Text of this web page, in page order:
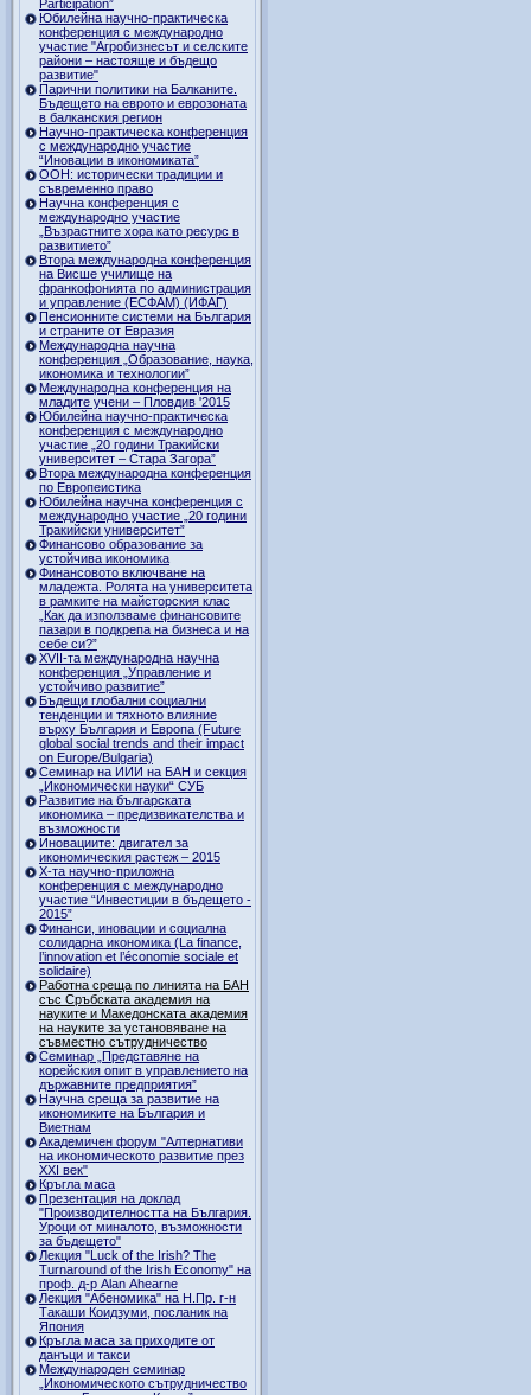
Participation”
Юбилейна научно-практическа
конференция с международно
участие "Агробизнесът и селските
райони – настояще и бъдещо
развитие"
Парични политики на Балканите.
Бъдещето на еврото и еврозоната
в балканския регион
Научно-практическа конференция
с международно участие
“Иновации в икономиката”
ООН: исторически традиции и
съвременно право
Научна конференция с
международно участие
„Възрастните хора като ресурс в
развитието”
Втора международна конференция
на Висше училище на
франкофонията по администрация
и управление (ЕСФАМ) (ИФАГ)
Пенсионните системи на България
и страните от Евразия
Международна научна
конференция „Образование, наука,
икономика и технологии”
Международна конференция на
младите учени – Пловдив '2015
Юбилейна научно-практическа
конференция с международно
участие „20 години Тракийски
университет – Стара Загора”
Втора международна конференция
по Европеистика
Юбилейна научна конференция с
международно участие „20 години
Тракийски университет”
Финансово образование за
устойчива икономика
Финансовото включване на
младежта. Ролята на университета
в рамките на майсторския клас
„Как да използваме финансовите
пазари в подкрепа на бизнеса и на
себе си?”
XVII-та международна научна
конференция „Управление и
устойчиво развитие”
Бъдещи глобални социални
тенденции и тяхното влияние
върху България и Европа (Future
global social trends and their impact
on Europe/Bulgaria)
Семинар на ИИИ на БАН и секция
„Икономически науки“ СУБ
Развитие на българската
икономика – предизвикателства и
възможности
Иновациите: двигател за
икономическия растеж – 2015
Х-та научно-приложна
конференция с международно
участие “Инвестиции в бъдещето -
2015”
Финанси, иновации и социална
солидарна икономика (La finance,
l’innovation et l’économie sociale et
solidaire)
Работна среща по линията на БАН
със Сръбската академия на
науките и Македонската академия
на науките за установяване на
съвместно сътрудничество
Семинар „Представяне на
корейския опит в управлението на
държавните предприятия”
Научна среща за развитие на
икономиките на България и
Виетнам
Академичен форум "Алтернативи
на икономическото развитие през
XXI век"
Кръгла маса
Презентация на доклад
"Производителността на България.
Уроци от миналото, възможности
за бъдещето"
Лекция "Luck of the Irish? The
Turnaround of the Irish Economy" на
проф. д-р Alan Ahearne
Лекция "Абеномика" на Н.Пр. г-н
Такаши Коидзуми, посланик на
Япония
Кръгла маса за приходите от
данъци и такси
Международен семинар
„Икономическото сътрудничество